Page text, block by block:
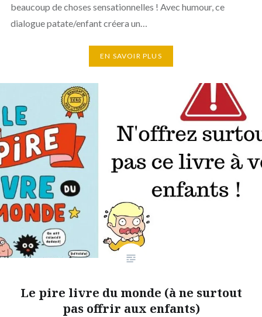
beaucoup de choses sensationnelles ! Avec humour, ce
dialogue patate/enfant créera un…
EN SAVOIR PLUS
Le pire livre du monde (à ne surtout
pas offrir aux enfants)